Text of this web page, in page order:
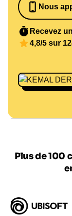
Nous
Recevez
4,8/5 sur
Plus de 100